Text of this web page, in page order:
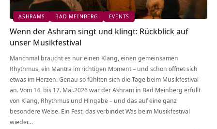
ASHRAMS BAD MEINBERG EVENTS
Wenn der Ashram singt und klingt: Rückblick auf
unser Musikfestival
Manchmal braucht es nur einen Klang, einen gemeinsamen
Rhythmus, ein Mantra im richtigen Moment – und schon öffnet sich
etwas im Herzen. Genau so fühlten sich die Tage beim Musikfestival
an. Vom 14. bis 17. Mai.2026 war der Ashram in Bad Meinberg erfüllt
von Klang, Rhythmus und Hingabe – und das auf eine ganz
besondere Weise. Ein Fest, das verbindet Was beim Musikfestival
wieder…